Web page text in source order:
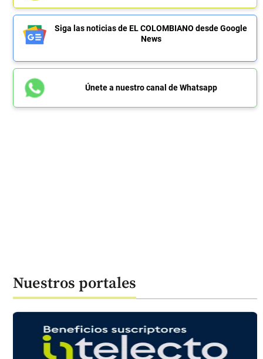
Siga las noticias de EL COLOMBIANO desde Google
News
Únete a nuestro canal de Whatsapp
Nuestros portales